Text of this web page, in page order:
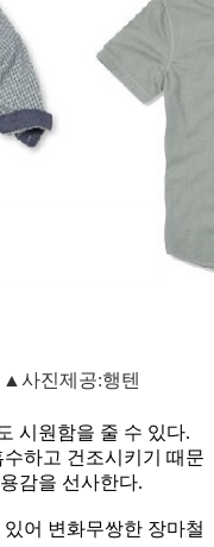
▲사진제공:행텐
시원함을 줄 수 있다.
하고 건조시키기 때문
감을 선사한다.
어 변화무쌍한 장마철